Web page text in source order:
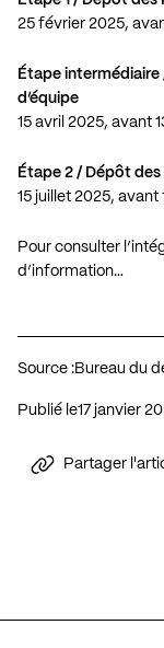
25 février 2025,
Étape
d’équipe
15 avril 2025, avant
Étape 2 / Dépôt
15 juillet 2025, avant
Pour consulter
d’information…
Source :Bureau du
Publié le 17 janvier
Partager